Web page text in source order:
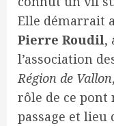
Elle démarrait
Pierre Roudil,
l’association
Région de Vallon
rôle de ce pont
passage et lieu